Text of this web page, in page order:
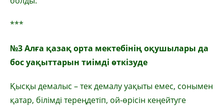
***
№3 Алға қазақ орта мектебінің оқушылары да
бос уақыттарын тиімді өткізуде
Қысқы демалыс – тек демалу уақыты емес, сонымен
қатар, білімді тереңдетіп, ой-өрісін кеңейтуге